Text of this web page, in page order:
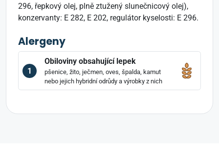
296, řepkový olej, plně ztužený slunečnicový olej),
konzervanty: E 282, E 202, regulátor kyselosti: E 296.
Alergeny
1
Obiloviny obsahující lepek
pšenice, žito, ječmen, oves, špalda, kamut
nebo jejich hybridní odrůdy a výrobky z nich